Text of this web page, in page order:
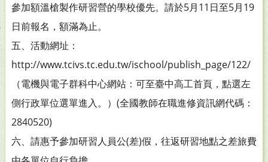
參加額溫槍製作研習營的學校優先。請於5月11日至5月19
日前報名，額滿為止。
五、活動網址：
http://www.tcivs.tc.edu.tw/ischool/publish_page/122/
（電機與電子群科中心網站：可至臺中高工首頁，點選左
側行政單位選單進入。）(全國教師在職進修資訊網代碼：
2840520)
六、請惠予參加研習人員公(差)假，往返研習地點之差旅費